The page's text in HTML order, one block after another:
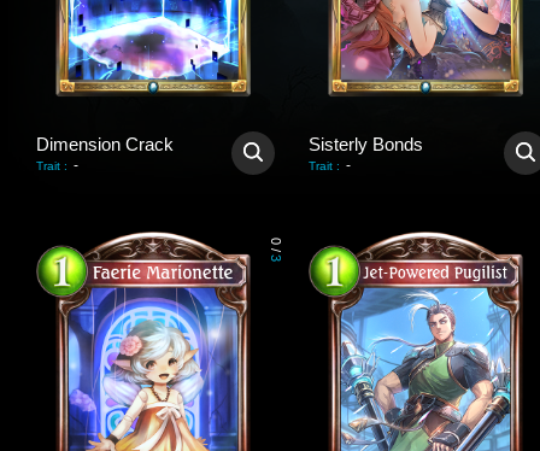
Dimension Crack
Trait : -
Sisterly Bonds
Trait : -
0
/
3